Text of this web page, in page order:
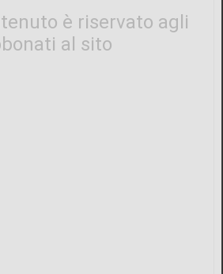
è riservato agli
al sito